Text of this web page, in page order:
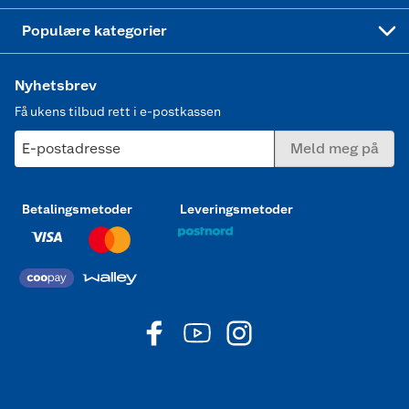
Populære kategorier
Nyhetsbrev
Få ukens tilbud rett i e-postkassen
E-postadresse Meld meg på
Betalingsmetoder Leveringsmetoder